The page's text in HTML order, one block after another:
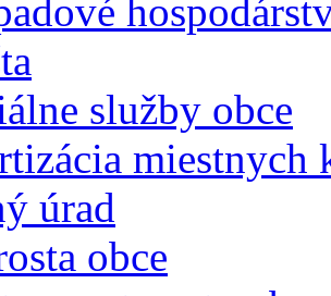
služby obce
úrad
obce